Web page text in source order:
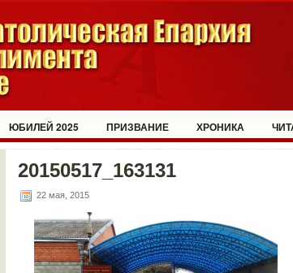
ЮБИЛЕЙ 2025 ПРИЗВАНИЕ ХРОНИКА
20150517_163131
22 мая, 2015